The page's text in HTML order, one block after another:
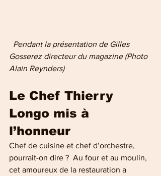
Gosserez directeur du magazine (Photo
Alain Reynders)
Le Chef Thierry
Longo mis à
l’honneur
Chef de cuisine et chef d’orchestre,
pourrait-on dire ?  Au four et au moulin,
cet amoureux de la restauration a